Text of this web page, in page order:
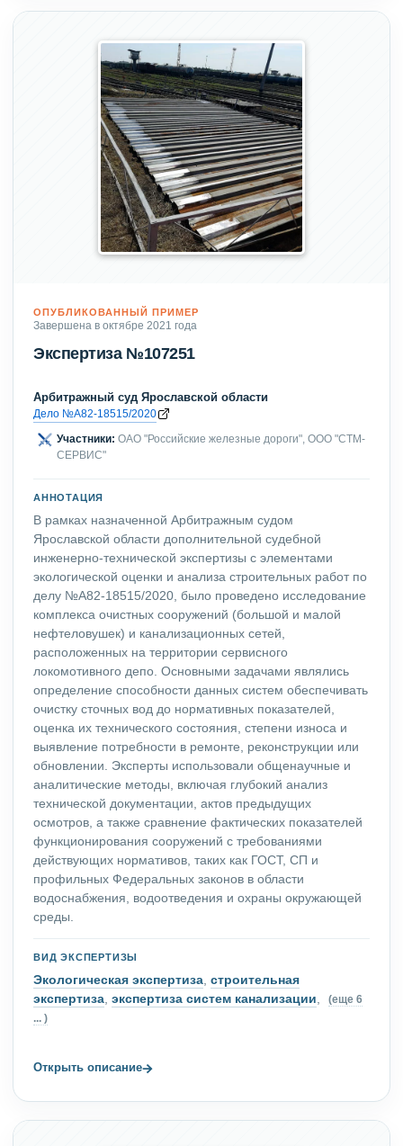
ОПУБЛИКОВАННЫЙ ПРИМЕР
Завершена в октябре 2021 года
Экспертиза №107251
Арбитражный суд Ярославской области
Дело №А82-18515/2020
Участники: ОАО "Российские железные дороги", ООО "СТМ-
СЕРВИС"
АННОТАЦИЯ
В рамках назначенной Арбитражным судом
Ярославской области дополнительной судебной
инженерно-технической экспертизы с элементами
экологической оценки и анализа строительных работ по
делу №А82-18515/2020, было проведено исследование
комплекса очистных сооружений (большой и малой
нефтеловушек) и канализационных сетей,
расположенных на территории сервисного
локомотивного депо. Основными задачами являлись
определение способности данных систем обеспечивать
очистку сточных вод до нормативных показателей,
оценка их технического состояния, степени износа и
выявление потребности в ремонте, реконструкции или
обновлении. Эксперты использовали общенаучные и
аналитические методы, включая глубокий анализ
технической документации, актов предыдущих
осмотров, а также сравнение фактических показателей
функционирования сооружений с требованиями
действующих нормативов, таких как ГОСТ, СП и
профильных Федеральных законов в области
водоснабжения, водоотведения и охраны окружающей
среды.
ВИД ЭКСПЕРТИЗЫ
Экологическая экспертиза, строительная
экспертиза, экспертиза систем канализации,
(еще 6
... )
Открыть описание→